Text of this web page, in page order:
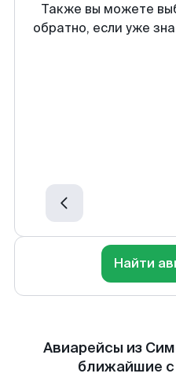
Также вы можете
обратно, если уже
Найти
Авиарейсы из
ближайшие с